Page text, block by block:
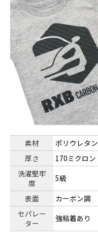
素材
ポリウレタン
厚さ
170ミクロン
洗濯堅牢
度
5級
表面
カーボン調
セパレー
ター
強粘着あり